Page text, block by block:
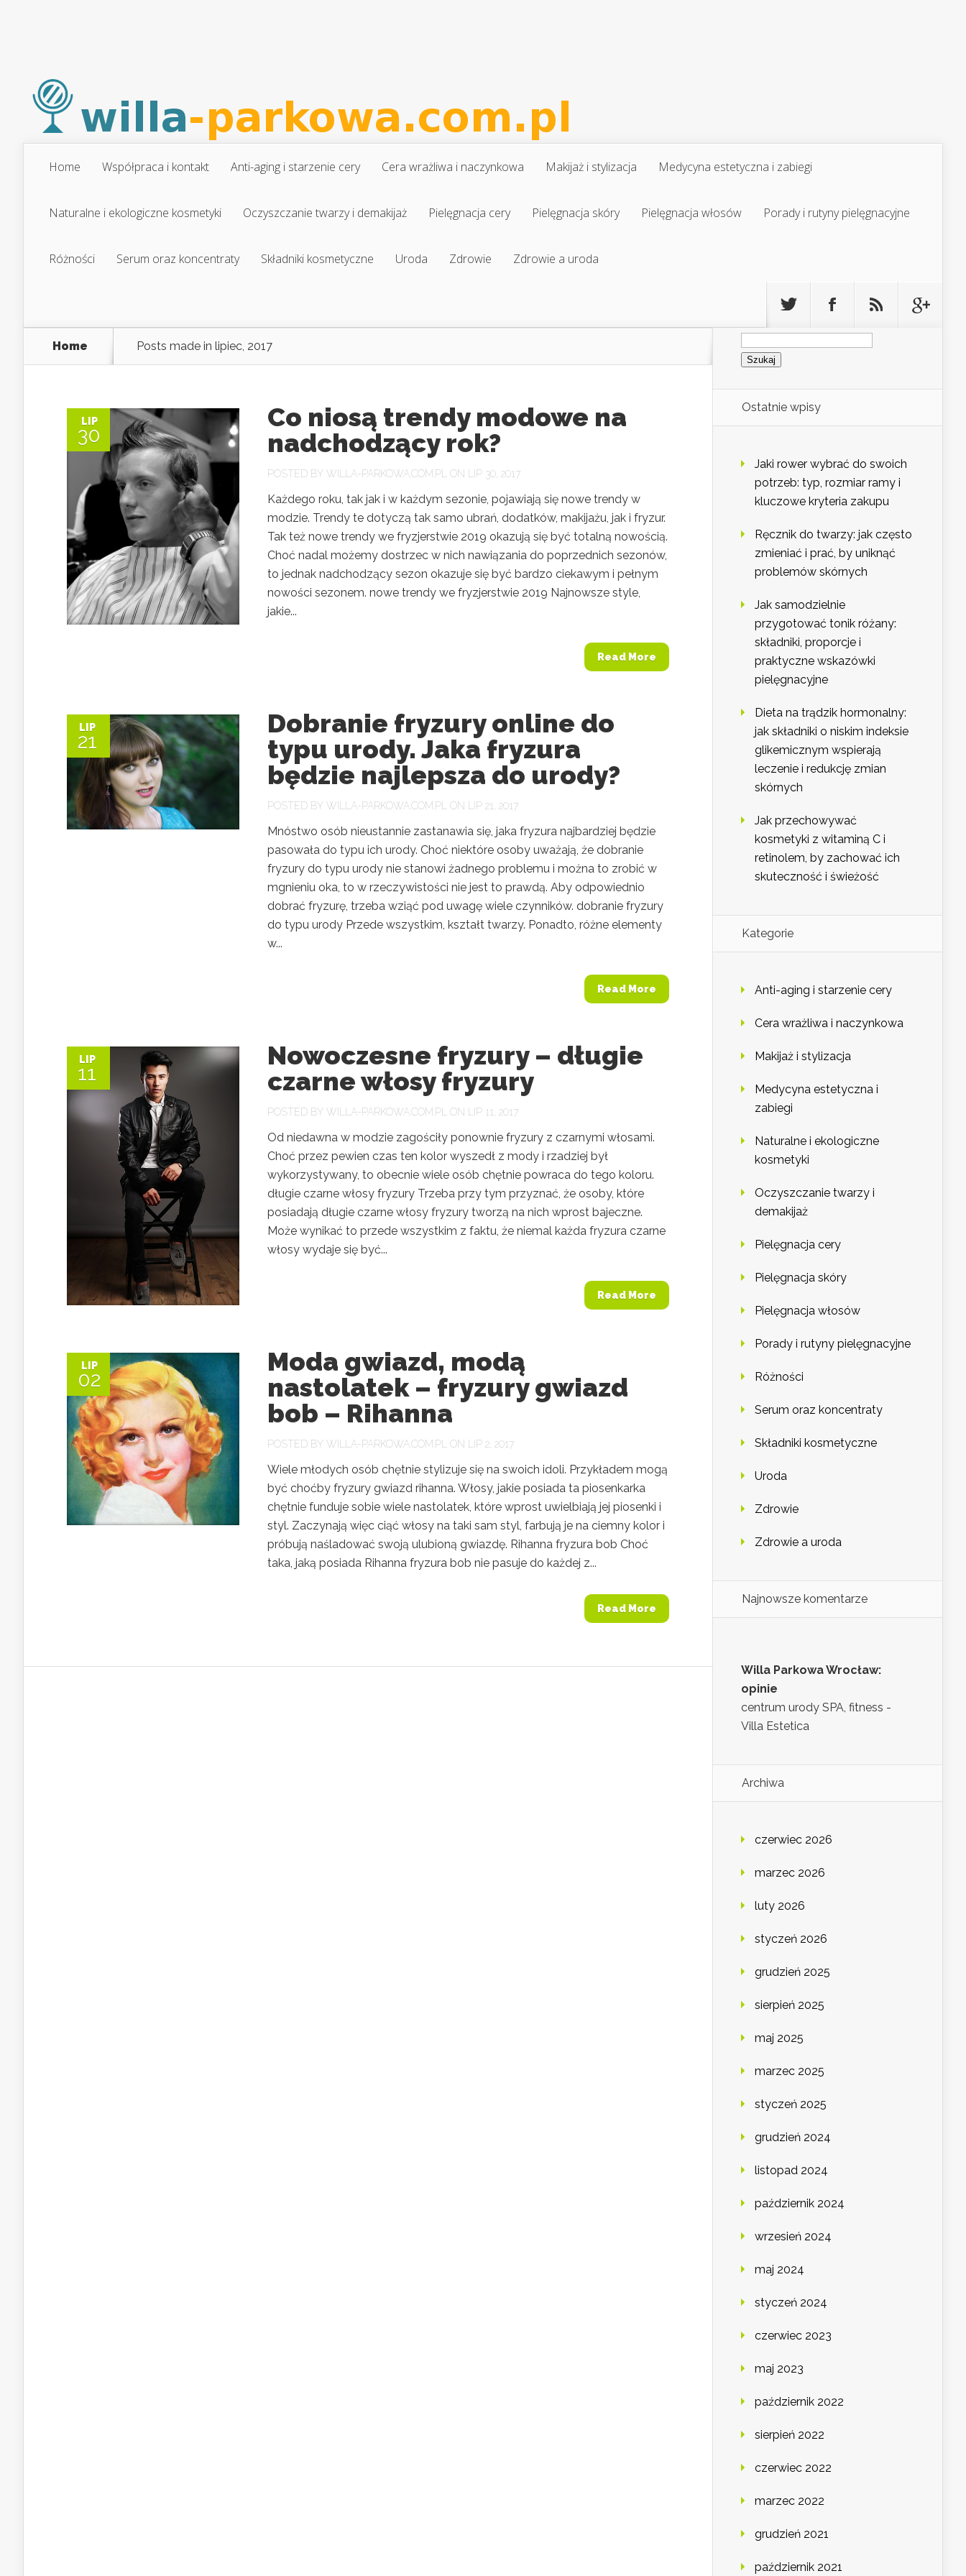
Home Współpraca i kontakt Anti-aging i starzenie cery Cera wrażliwa i naczynkowa Makijaż i stylizacja Medycyna estetyczna i zabiegi
Naturalne i ekologiczne kosmetyki Oczyszczanie twarzy i demakijaż Pielęgnacja cery Pielęgnacja skóry Pielęgnacja włosów Porady i rutyny pielęgnacyjne
Różności Serum oraz koncentraty Składniki kosmetyczne Uroda Zdrowie Zdrowie a uroda
Home Posts made in lipiec, 2017
LIP
30
Co niosą trendy modowe na
nadchodzący rok?
POSTED BY WILLA-PARKOWA.COM.PL ON LIP 30, 2017
Każdego roku, tak jak i w każdym sezonie, pojawiają się nowe trendy w
modzie. Trendy te dotyczą tak samo ubrań, dodatków, makijażu, jak i fryzur.
Tak też nowe trendy we fryzjerstwie 2019 okazują się być totalną nowością.
Choć nadal możemy dostrzec w nich nawiązania do poprzednich sezonów,
to jednak nadchodzący sezon okazuje się być bardzo ciekawym i pełnym
nowości sezonem. nowe trendy we fryzjerstwie 2019 Najnowsze style,
jakie...
Read More
LIP
21
Dobranie fryzury online do
typu urody. Jaka fryzura
będzie najlepsza do urody?
POSTED BY WILLA-PARKOWA.COM.PL ON LIP 21, 2017
Mnóstwo osób nieustannie zastanawia się, jaka fryzura najbardziej będzie
pasowała do typu ich urody. Choć niektóre osoby uważają, że dobranie
fryzury do typu urody nie stanowi żadnego problemu i można to zrobić w
mgnieniu oka, to w rzeczywistości nie jest to prawdą. Aby odpowiednio
dobrać fryzurę, trzeba wziąć pod uwagę wiele czynników. dobranie fryzury
do typu urody Przede wszystkim, kształt twarzy. Ponadto, różne elementy
w...
Read More
LIP
11
Nowoczesne fryzury – długie
czarne włosy fryzury
POSTED BY WILLA-PARKOWA.COM.PL ON LIP 11, 2017
Od niedawna w modzie zagościły ponownie fryzury z czarnymi włosami.
Choć przez pewien czas ten kolor wyszedł z mody i rzadziej był
wykorzystywany, to obecnie wiele osób chętnie powraca do tego koloru.
długie czarne włosy fryzury Trzeba przy tym przyznać, że osoby, które
posiadają długie czarne włosy fryzury tworzą na nich wprost bajeczne.
Może wynikać to przede wszystkim z faktu, że niemal każda fryzura czarne
włosy wydaje się być...
Read More
LIP
02
Moda gwiazd, modą
nastolatek – fryzury gwiazd
bob – Rihanna
POSTED BY WILLA-PARKOWA.COM.PL ON LIP 2, 2017
Wiele młodych osób chętnie stylizuje się na swoich idoli. Przykładem mogą
być choćby fryzury gwiazd rihanna. Włosy, jakie posiada ta piosenkarka
chętnie funduje sobie wiele nastolatek, które wprost uwielbiają jej piosenki i
styl. Zaczynają więc ciąć włosy na taki sam styl, farbują je na ciemny kolor i
próbują naśladować swoją ulubioną gwiazdę. Rihanna fryzura bob Choć
taka, jaką posiada Rihanna fryzura bob nie pasuje do każdej z...
Read More
Szukaj:
Ostatnie wpisy
Jaki rower wybrać do swoich
potrzeb: typ, rozmiar ramy i
kluczowe kryteria zakupu
Ręcznik do twarzy: jak często
zmieniać i prać, by uniknąć
problemów skórnych
Jak samodzielnie
przygotować tonik różany:
składniki, proporcje i
praktyczne wskazówki
pielęgnacyjne
Dieta na trądzik hormonalny:
jak składniki o niskim indeksie
glikemicznym wspierają
leczenie i redukcję zmian
skórnych
Jak przechowywać
kosmetyki z witaminą C i
retinolem, by zachować ich
skuteczność i świeżość
Kategorie
Anti-aging i starzenie cery
Cera wrażliwa i naczynkowa
Makijaż i stylizacja
Medycyna estetyczna i
zabiegi
Naturalne i ekologiczne
kosmetyki
Oczyszczanie twarzy i
demakijaż
Pielęgnacja cery
Pielęgnacja skóry
Pielęgnacja włosów
Porady i rutyny pielęgnacyjne
Różności
Serum oraz koncentraty
Składniki kosmetyczne
Uroda
Zdrowie
Zdrowie a uroda
Najnowsze komentarze
Willa Parkowa Wrocław:
opinie
centrum urody SPA, fitness -
Villa Estetica
Archiwa
czerwiec 2026
marzec 2026
luty 2026
styczeń 2026
grudzień 2025
sierpień 2025
maj 2025
marzec 2025
styczeń 2025
grudzień 2024
listopad 2024
październik 2024
wrzesień 2024
maj 2024
styczeń 2024
czerwiec 2023
maj 2023
październik 2022
sierpień 2022
czerwiec 2022
marzec 2022
grudzień 2021
październik 2021